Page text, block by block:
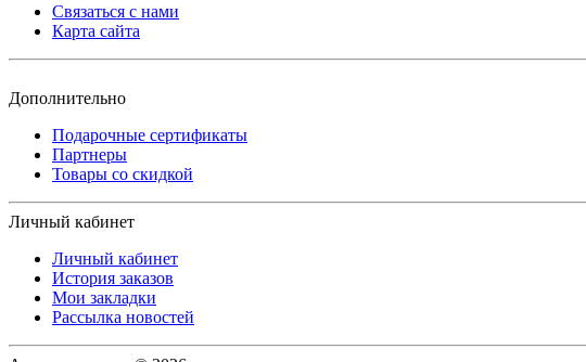
Связаться с нами
Карта сайта
Дополнительно
Подарочные сертификаты
Партнеры
Товары со скидкой
Личный кабинет
Личный кабинет
История заказов
Мои закладки
Рассылка новостей